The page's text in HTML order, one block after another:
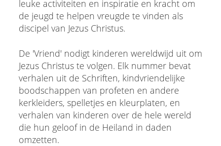
leuke activiteiten en inspiratie en kracht om
de jeugd te helpen vreugde te vinden als
discipel van Jezus Christus.
De 'Vriend' nodigt kinderen wereldwijd uit om
Jezus Christus te volgen. Elk nummer bevat
verhalen uit de Schriften, kindvriendelijke
boodschappen van profeten en andere
kerkleiders, spelletjes en kleurplaten, en
verhalen van kinderen over de hele wereld
die hun geloof in de Heiland in daden
omzetten.